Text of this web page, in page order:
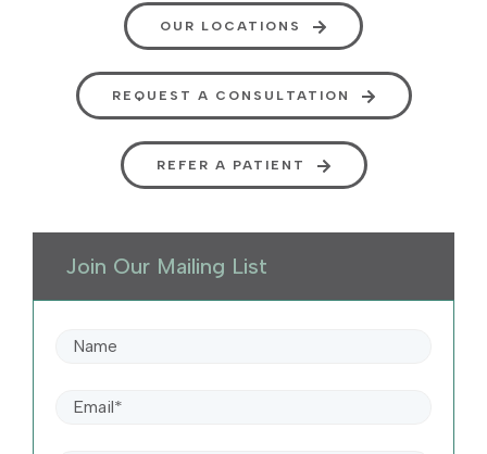
OUR LOCATIONS
REQUEST A CONSULTATION
REFER A PATIENT
Join Our Mailing List